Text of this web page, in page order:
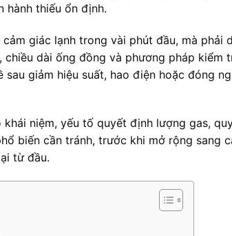
hành thiếu ổn định.
giác lạnh trong vài phút đầu, mà phải
dài ống đồng và phương pháp kiểm
giảm hiệu suất, hao điện hoặc đóng
niệm, yếu tố quyết định lượng gas,
biến cần tránh, trước khi mở rộng sang
từ đầu.